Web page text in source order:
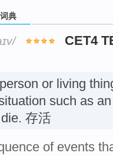
典
CET4
or living
such as
存活
of events